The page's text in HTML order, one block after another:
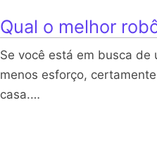
Qual o melhor
Se você está em busca de
menos esforço,
casa.…